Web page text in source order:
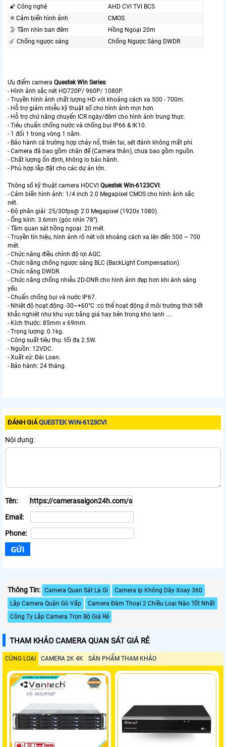
🌠 Công nghệ
AHD CVI TVI BCS
✳️ Cảm biến hình ảnh
CMOS
🌛 Tầm nhìn ban đêm
Hồng Ngoại 20m
☄️ Chống ngược sáng
Chống Ngược Sáng DWDR
Ưu điểm camera Questek Win Series:
- Hình ảnh sắc nét HD720P/ 960P/ 1080P.
- Truyền hình ảnh chất lượng HD với khoảng cách xa 500 - 700m.
- Hỗ trợ giảm nhiễu kỹ thuật số cho hình ảnh mịn hơn.
- Hỗ trợ chứ năng chuyển ICR ngày/đêm cho hình ảnh trung thực.
- Tiêu chuẩn chống nước và chống bụi IP66 & IK10.
- 1 đổi 1 trong vòng 1 năm.
- Bảo hành cả trường hợp cháy nổ, thiên tai, sét đánh không mất phí.
- Camera đã bao gồm chân đế (Camera thân), chưa bao gồm nguồn.
- Chất lượng ổn định, không lo bảo hành.
- Phù hợp lắp đặt cho các dự án lớn.
Thông số kỹ thuật camera HDCVI Questek Win-6123CVI :
- Cảm biến hình ảnh: 1/4 inch 2.0 Megapixel CMOS cho hình ảnh sắc
nét.
- Độ phân giải: 25/30fps@ 2.0 Megapixel (1920x 1080).
- Ống kính: 3.6mm (góc nhìn 78°).
- Tầm quan sát hồng ngoại: 20 mét.
- Truyền tín hiệu, hình ảnh rõ nét với khoảng cách xa lên đến 500 ~ 700
mét.
- Chức năng điều chỉnh độ lợi AGC.
- Chức năng chống ngược sáng BLC (BackLight Compensation).
- Chức năng DWDR.
- Chức năng chống nhiễu 2D-DNR cho hình ảnh đẹp hơn khi ánh sáng
yếu.
- Chuẩn chống bụi và nước IP67.
- Nhiệt độ hoạt động -30~+60°C :có thể hoạt động ở môi trường thời tiết
khắc nghiệt như khu vực băng giá hay bên trong kho lạnh ....
- Kích thước: 85mm x 69mm.
- Trọng lượng: 0.1kg.
- Công suất tiêu thụ: tối đa 2.5W.
- Nguồn: 12VDC.
- Xuất xứ: Đài Loan.
- Bảo hành: 24 tháng.
ĐÁNH GIÁQUESTEK WIN-6123CVI
Nội dung:
Tên:
Email:
Phone:
Thông Tin: Camera Quan Sát Là Gì
Camera Ip Không Dây Xoay 360
Lắp Camera Quận Gò Vấp
Camera Đàm Thoại 2 Chiều Loại Nào Tốt Nhất
Công Ty Lắp Camera Trọn Bộ Giá Rẻ
THAM KHẢO CAMERA QUAN SÁT GIÁ RẺ
CÙNG LOẠI CAMERA 2K 4K SẢN PHẨM THAM KHẢO